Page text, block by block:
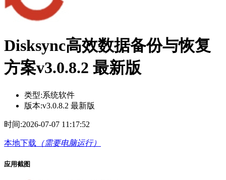
Disksync高效数据备份与恢复
方案v3.0.8.2 最新版
类型:系统软件
版本:v3.0.8.2 最新版
时间:2026-07-07 11:17:52
本地下载 （需要电脑运行）
应用截图